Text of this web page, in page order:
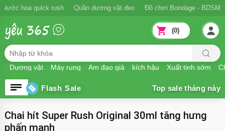
Ngăn xuất tinh sớm Nước hoa quick rush Quần dương vật đeo Đồ
Dương vật Máy rung Âm đạo giả kích hậu Xuất tinh sớm
(0)
Flash Sale
Chai hít Super Rush Original 30ml tăng hưng
phấn mạnh